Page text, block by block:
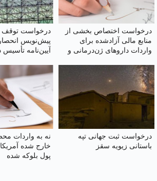
درخواست اختصاص بخشی از
منابع مالی آزادشده برای
واردات داروهای ژن‌درمانی و
درخواست توقف
پیش‌نویس
آیین‌نامه تأسیس
درخواست ثبت جهانی تپه
باستانی زیویه سقز
نه به واردات
خارج شده
پول بلوکه شده